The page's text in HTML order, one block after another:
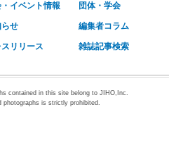
イベント情報 団体・学会
らせ 編集者コラム
スリリース 雑誌記事検索
contained in this site belong to JIHO,Inc.
is strictly prohibited.